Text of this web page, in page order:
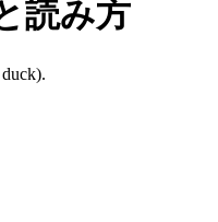
読み方